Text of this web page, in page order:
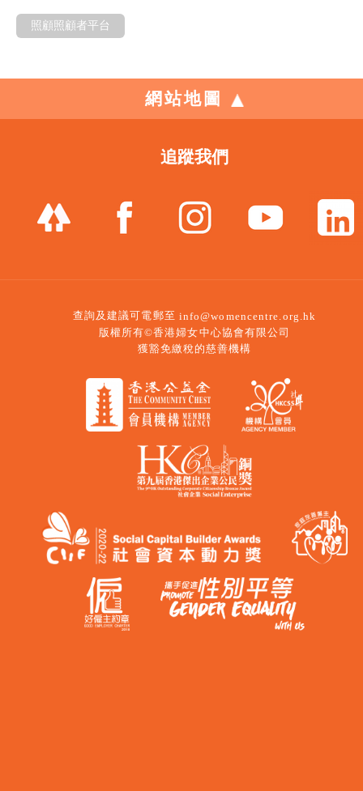
照顧照顧者平台
網站地圖
追蹤我們
查詢及建議可電郵至 info@womencentre.org.hk
版權所有©香港婦女中心協會有限公司
獲豁免繳稅的慈善機構